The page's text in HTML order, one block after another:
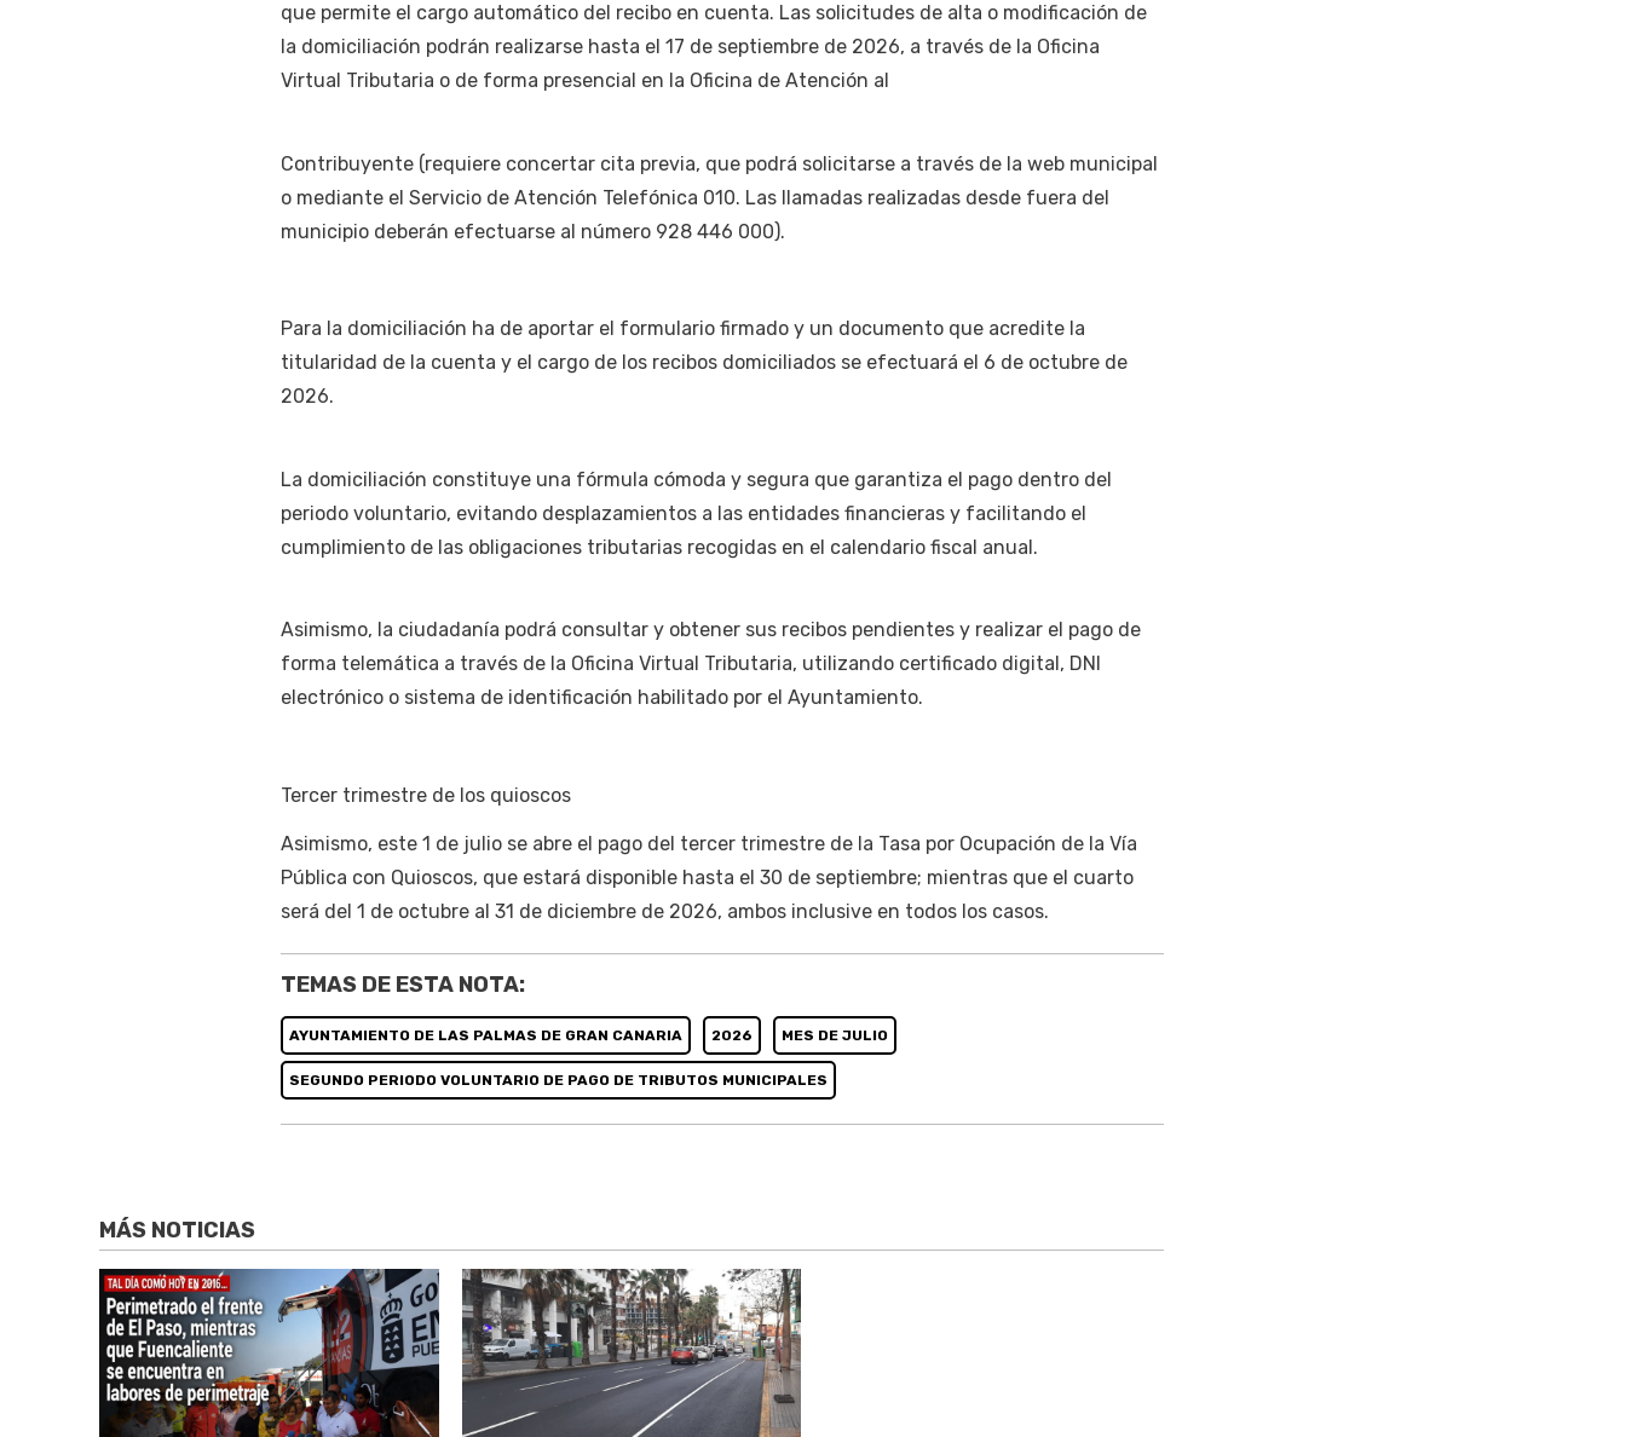
que permite el cargo automático del recibo en cuenta. Las solicitudes de alta o modificación de
la domiciliación podrán realizarse hasta el 17 de septiembre de 2026, a través de la Oficina
Virtual Tributaria o de forma presencial en la Oficina de Atención al
Contribuyente (requiere concertar cita previa, que podrá solicitarse a través de la web municipal
o mediante el Servicio de Atención Telefónica 010. Las llamadas realizadas desde fuera del
municipio deberán efectuarse al número 928 446 000).
Para la domiciliación ha de aportar el formulario firmado y un documento que acredite la
titularidad de la cuenta y el cargo de los recibos domiciliados se efectuará el 6 de octubre de
2026.
La domiciliación constituye una fórmula cómoda y segura que garantiza el pago dentro del
periodo voluntario, evitando desplazamientos a las entidades financieras y facilitando el
cumplimiento de las obligaciones tributarias recogidas en el calendario fiscal anual.
Asimismo, la ciudadanía podrá consultar y obtener sus recibos pendientes y realizar el pago de
forma telemática a través de la Oficina Virtual Tributaria, utilizando certificado digital, DNI
electrónico o sistema de identificación habilitado por el Ayuntamiento.
Tercer trimestre de los quioscos
Asimismo, este 1 de julio se abre el pago del tercer trimestre de la Tasa por Ocupación de la Vía
Pública con Quioscos, que estará disponible hasta el 30 de septiembre; mientras que el cuarto
será del 1 de octubre al 31 de diciembre de 2026, ambos inclusive en todos los casos.
TEMAS DE ESTA NOTA:
AYUNTAMIENTO DE LAS PALMAS DE GRAN CANARIA 2026 MES DE JULIO
SEGUNDO PERIODO VOLUNTARIO DE PAGO DE TRIBUTOS MUNICIPALES
MÁS NOTICIAS